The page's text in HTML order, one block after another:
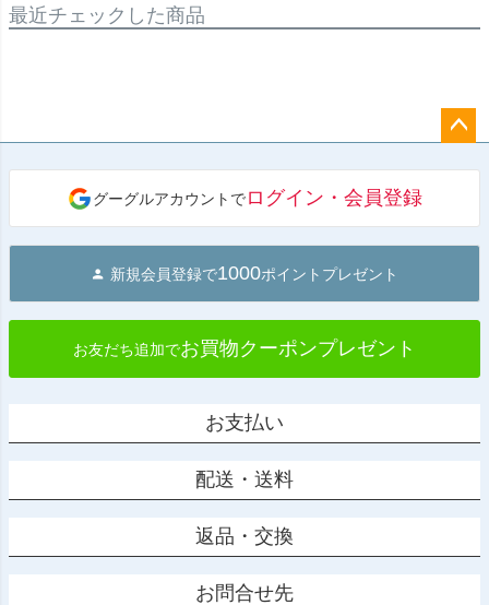
最近チェックした商品
へ
グーグルアカウントでログイン・会員登録
新規会員登録で1000ポイントプレゼント
お友だち追加でお買物クーポンプレゼント
お支払い
配送・送料
返品・交換
お問合せ先